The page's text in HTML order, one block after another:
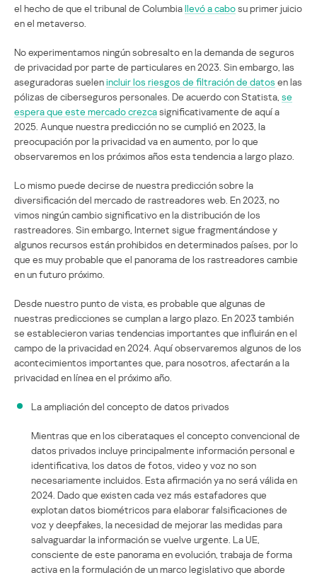
el hecho de que el tribunal de Columbiallevó a cabosu primer juicio
en el metaverso.
No experimentamos ningún sobresalto en la demanda de seguros
de privacidad por parte de particulares en 2023. Sin embargo, las
aseguradoras suelenincluir los riesgos de filtración de datos en las
pólizas de ciberseguros personales. De acuerdo con Statista, se
espera que este mercado crezcasignificativamente de aquí a
2025. Aunque nuestra predicción no se cumplió en 2023, la
preocupación por la privacidad va en aumento, por lo que
observaremos en los próximos años esta tendencia a largo plazo.
Lo mismo puede decirse de nuestra predicción sobre la
diversificación del mercado de rastreadores web. En 2023, no
vimos ningún cambio significativo en la distribución de los
rastreadores. Sin embargo, Internet sigue fragmentándose y
algunos recursos están prohibidos en determinados países, por lo
que es muy probable que el panorama de los rastreadores cambie
en un futuro próximo.
Desde nuestro punto de vista, es probable que algunas de
nuestras predicciones se cumplan a largo plazo. En 2023 también
se establecieron varias tendencias importantes que influirán en el
campo de la privacidad en 2024. Aquí observaremos algunos de los
acontecimientos importantes que, para nosotros, afectarán a la
privacidad en línea en el próximo año.
La ampliación del concepto de datos privados
Mientras que en los ciberataques el concepto convencional de
datos privados incluye principalmente información personal e
identificativa, los datos de fotos, video y voz no son
necesariamente incluidos. Esta afirmación ya no será válida en
2024. Dado que existen cada vez más estafadores que
explotan datos biométricos para elaborar falsificaciones de
voz y deepfakes, la necesidad de mejorar las medidas para
salvaguardar la información se vuelve urgente. La UE,
consciente de este panorama en evolución, trabaja de forma
activa en la formulación de un marco legislativo que aborde